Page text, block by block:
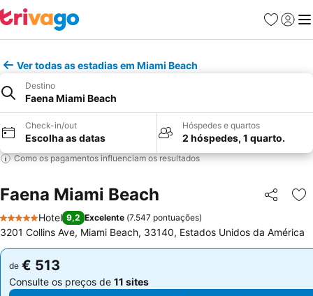
Favoritos
Iniciar
Ver todas as estadias em Miami Beach
Destino
Faena Miami Beach
Check-in/out
Escolha as datas
Hóspedes e quartos
2 hóspedes, 1 quarto.
Como os pagamentos influenciam os resultados
Faena Miami Beach Partilhar
5 Estrelas
Hotel 9,2 Excelente (7.547 pontuações)
3201 Collins Ave, Miami Beach, 33140, Estados Unidos da América
de € 513
Consulte os preços de 11 sites
de € 513
Consulte os preços de 11 sites